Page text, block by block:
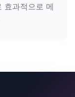
효과적으로 메